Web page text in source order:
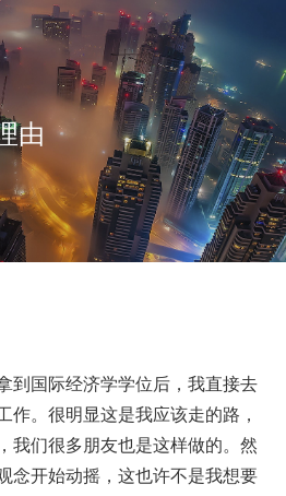
由
到国际经济学学位后，我直接去
作。很明显这是我应该走的路，
我们很多朋友也是这样做的。然
念开始动摇，这也许不是我想要